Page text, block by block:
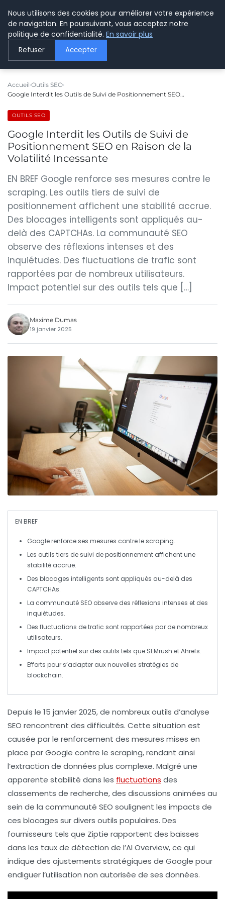
LE WEBMARKETING
Accueil Outils SEO
Google Interdit les Outils de Suivi de Positionnement SEO…
OUTILS SEO
Google Interdit les Outils de Suivi de
Positionnement SEO en Raison de la
Volatilité Incessante
EN BREF Google renforce ses mesures contre le
scraping. Les outils tiers de suivi de
positionnement affichent une stabilité accrue.
Des blocages intelligents sont appliqués au-
delà des CAPTCHAs. La communauté SEO
observe des réflexions intenses et des
inquiétudes. Des fluctuations de trafic sont
rapportées par de nombreux utilisateurs.
Impact potentiel sur des outils tels que […]
Maxime Dumas
19 janvier 2025
EN BREF
Googlerenforce ses mesures contre le scraping.
Les outils tiers de suivi de positionnement affichent une
stabilité accrue.
Des blocages intelligents sont appliqués au-delà des
CAPTCHAs.
La communauté SEO observe des réflexions intenses et des
inquiétudes.
Des fluctuations de trafic sont rapportées par de nombreux
utilisateurs.
Impact potentiel sur des outils tels que SEMrush etAhrefs.
Efforts pour s’adapter aux nouvelles stratégies de
blockchain.
Depuis le 15 janvier 2025, de nombreuxoutils d’analyse
SEO rencontrent des difficultés. Cette situation est
causée par le renforcement des mesures mises en
place parGoogle contre le scraping, rendant ainsi
l’extraction de données plus complexe. Malgré une
apparente stabilité dans les fluctuations des
classements de recherche, des discussions animées au
sein de la communauté SEO soulignent les impacts de
ces blocages sur divers outils populaires. Des
fournisseurs tels que Ziptie rapportent des baisses
dans les taux de détection de l’AI Overview, ce qui
indique des ajustements stratégiques de Google pour
endiguer l’utilisation non autorisée de ses données.
Nous utilisons des cookies pour améliorer votre expérience
de navigation. En poursuivant, vous acceptez notre
politique de confidentialité. En savoir plus
Refuser Accepter